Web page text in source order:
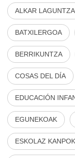
ALKAR LAGUNTZA
BATXILERGOA
BERRIKUNTZA
COSAS DEL DÍA
EDUCACIÓN
EGUNEKOAK
ESKOLAZ